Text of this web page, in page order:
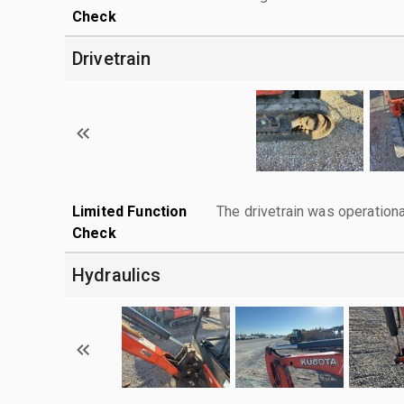
Check
Drivetrain
Limited Function
Check
The drivetrain was
Hydraulics